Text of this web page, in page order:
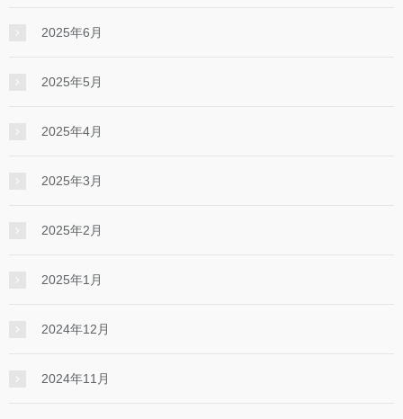
2025年6月
2025年5月
2025年4月
2025年3月
2025年2月
2025年1月
2024年12月
2024年11月